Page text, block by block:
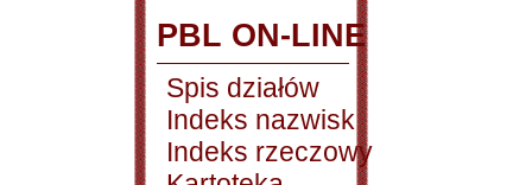
PBL ON-LINE
Spis działów
Indeks nazwisk
Indeks rzeczowy